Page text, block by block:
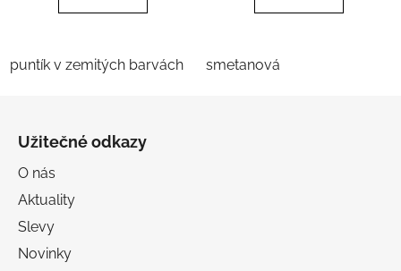
puntík v zemitých barvách smetanová
Užitečné odkazy
O nás
Aktuality
Slevy
Novinky